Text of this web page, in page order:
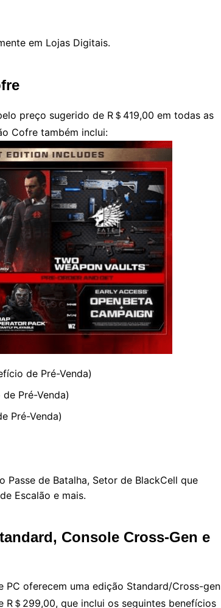
em Lojas Digitais.
preço sugerido de R＄419,00 em todas as
Cofre também inclui:
de Pré-Venda)
Pré-Venda)
Pré-Venda)
Passe de Batalha, Setor de BlackCell que
Escalão e mais.
Console Cross-Gen e
oferecem uma edição Standard/Cross-gen
＄299,00, que inclui os seguintes benefícios